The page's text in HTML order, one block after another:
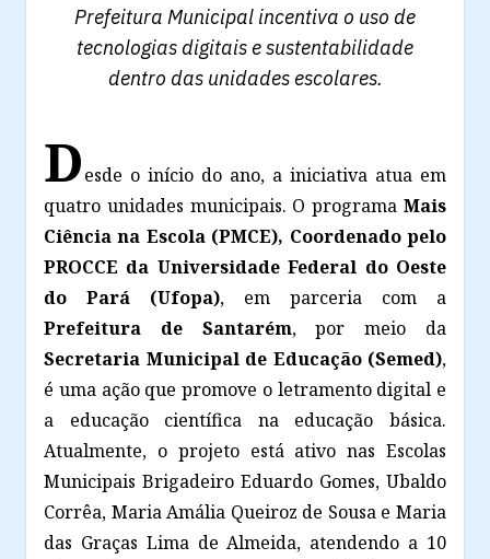
Prefeitura Municipal incentiva o uso de
tecnologias digitais e sustentabilidade
dentro das unidades escolares.
Desde o início do ano, a iniciativa atua em
quatro unidades municipais. O programa Mais
Ciência na Escola (PMCE), Coordenado pelo
PROCCE da Universidade Federal do Oeste
do Pará (Ufopa), em parceria com a
Prefeitura de Santarém, por meio da
Secretaria Municipal de Educação (Semed),
é uma ação que promove o letramento digital e
a educação científica na educação básica.
Atualmente, o projeto está ativo nas Escolas
Municipais Brigadeiro Eduardo Gomes, Ubaldo
Corrêa, Maria Amália Queiroz de Sousa e Maria
das Graças Lima de Almeida, atendendo a 10